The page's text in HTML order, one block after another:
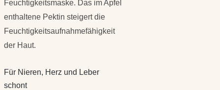
Feuchtigkeitsmaske. Das im Apfel
enthaltene Pektin steigert die
Feuchtigkeitsaufnahmefähigkeit
der Haut.
Für Nieren, Herz und Leber
schont